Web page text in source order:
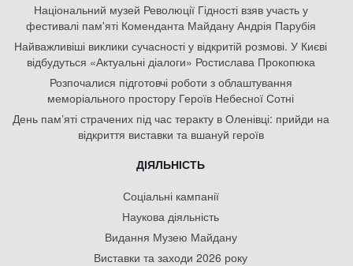
Національний музей Революції Гідності взяв участь у
фестивалі пам'яті Коменданта Майдану Андрія Парубія
Найважливіші виклики сучасності у відкритій розмові. У Києві
відбудуться «Актуальні діалоги» Ростислава Прокопюка
Розпочалися підготовчі роботи з облаштування
меморіального простору Героїв Небесної Сотні
День памʼяті страчених під час теракту в Оленівці: прийди на
відкриття виставки та вшануй героїв
ДІЯЛЬНІСТЬ
Соціальні кампанії
Наукова діяльність
Видання Музею Майдану
Виставки та заходи 2026 року